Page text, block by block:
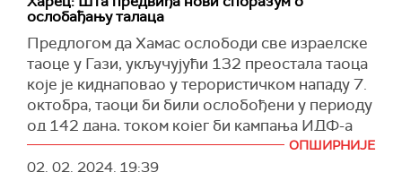
из Џорџије.
Тројица војника који су били стационирани у
Јордану прве су америчке жртве од почетка
рата између Израела и Хамаса.
(Reuters)
ослобађању талаца
Предлогом да Хамас ослободи све израелске
таоце у Гази, укључујући 132 преостала таоца
које је киднаповао у терористичком нападу 7.
октобра, таоци би били ослобођени у периоду
од 142 дана, током којег би кампања ИДФ-а
против Хамаса у Гази била обустављена, пише
израелски дневник
ОПШИРНИЈЕ
02. 02. 2024. 19:39